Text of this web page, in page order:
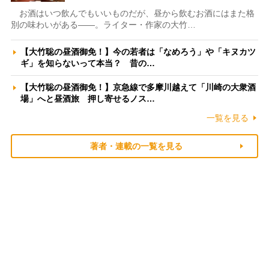
お酒はいつ飲んでもいいものだが、昼から飲むお酒にはまた格
別の味わいがある――。ライター・作家の大竹…
【大竹聡の昼酒御免！】今の若者は「なめろう」や「キヌカツ
ギ」を知らないって本当？ 昔の…
【大竹聡の昼酒御免！】京急線で多摩川越えて「川崎の大衆酒
場」へと昼酒旅 押し寄せるノス…
一覧を見る
著者・連載の一覧を見る